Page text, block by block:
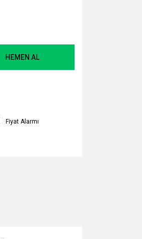
HEMEN AL
Fiyat Alarmı